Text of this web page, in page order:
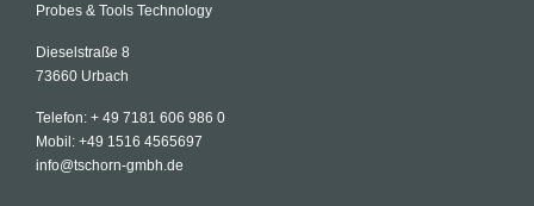
Probes & Tools Technology
Dieselstraße 8
73660 Urbach
Telefon: + 49 7181 606 986 0
Mobil: +49 1516 4565697
info@tschorn-gmbh.de